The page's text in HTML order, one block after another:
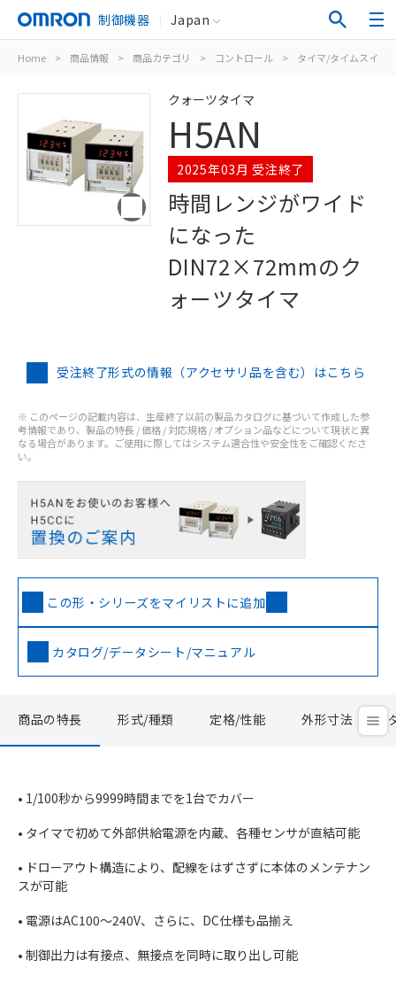
制御機器 Japan
Home > 商品情報 > 商品カテゴリ > コントロール > タイマ/タイムスイッ
クォーツタイマ
H5AN
2025年03月 受注終了
時間レンジがワイド
になった
DIN72×72mmのク
ォーツタイマ
受注終了形式の情報（アクセサリ品を含む）はこちら
※ このページの記載内容は、生産終了以前の製品カタログに基づいて作成した参
考情報であり、製品の特長 / 価格 / 対応規格 / オプション品などについて現状と異
なる場合があります。ご使用に際してはシステム適合性や安全性をご確認くださ
い。
この形・シリーズをマイリストに追加
カタログ/データシート/マニュアル
商品の特長 形式/種類 定格/性能 外形寸法
• 1/100秒から9999時間までを1台でカバー
• タイマで初めて外部供給電源を内蔵、各種センサが直結可能
• ドローアウト構造により、配線をはずさずに本体のメンテナン
スが可能
• 電源はAC100～240V、さらに、DC仕様も品揃え
• 制御出力は有接点、無接点を同時に取り出し可能